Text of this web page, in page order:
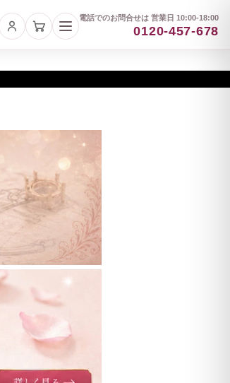
電話でのお問合せは 営業日 10:00-18:00
0120-457-678